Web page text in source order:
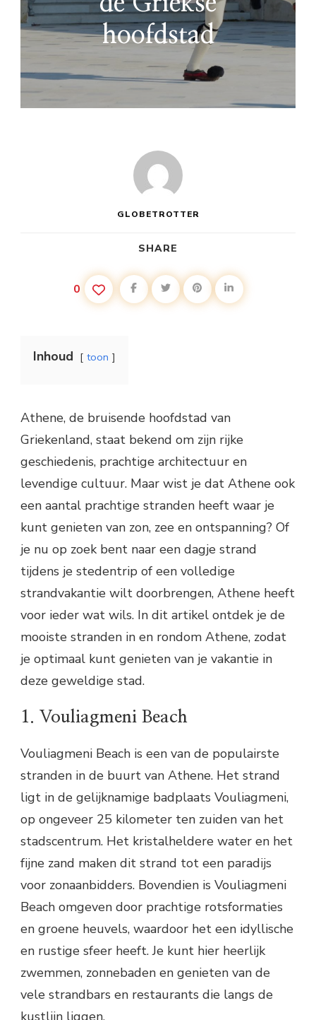
hoofdstad
GLOBETROTTER
SHARE
0
Inhoud toon
Athene, de bruisende hoofdstad van
Griekenland, staat bekend om zijn rijke
geschiedenis, prachtige architectuur en
levendige cultuur. Maar wist je dat Athene ook
een aantal prachtige stranden heeft waar je
kunt genieten van zon, zee en ontspanning? Of
je nu op zoek bent naar een dagje strand
tijdens je stedentrip of een volledige
strandvakantie wilt doorbrengen, Athene heeft
voor ieder wat wils. In dit artikel ontdek je de
mooiste stranden in en rondom Athene, zodat
je optimaal kunt genieten van je vakantie in
deze geweldige stad.
1. Vouliagmeni Beach
Vouliagmeni Beach is een van de populairste
stranden in de buurt van Athene. Het strand
ligt in de gelijknamige badplaats Vouliagmeni,
op ongeveer 25 kilometer ten zuiden van het
stadscentrum. Het kristalheldere water en het
fijne zand maken dit strand tot een paradijs
voor zonaanbidders. Bovendien is Vouliagmeni
Beach omgeven door prachtige rotsformaties
en groene heuvels, waardoor het een idyllische
en rustige sfeer heeft. Je kunt hier heerlijk
zwemmen, zonnebaden en genieten van de
vele strandbars en restaurants die langs de
kustlijn liggen.